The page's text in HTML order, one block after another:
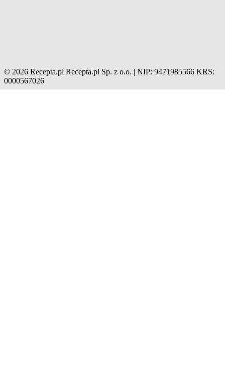
© 2026 Recepta.pl Recepta.pl Sp. z o.o. | NIP: 9471985566 KRS:
0000567026